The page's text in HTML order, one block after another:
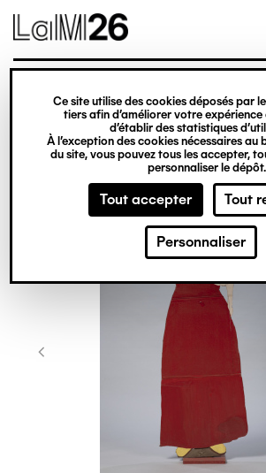
Gestion des cookies
Ce site utilise des cookies déposés par
tiers afin d’améliorer votre
d’établir des statistiques
À l’exception des cookies nécessaires
du site, vous pouvez tous les accepter,
personnaliser le dépôt.
Tout accepter Tout
Personnaliser
contenu